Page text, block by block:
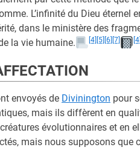
L’infinité du Dieu éternel
dans le ministère des
la vie humaine.
[4] [5] [6] [7] [4]
envoyés de Divinington pour
mais ils diffèrent en
évolutionnaires et en
mais nous supposons que